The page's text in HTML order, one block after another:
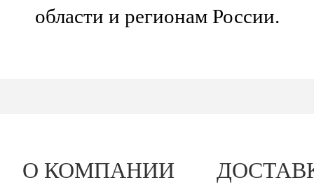
области и регионам России.
О КОМПАНИИ